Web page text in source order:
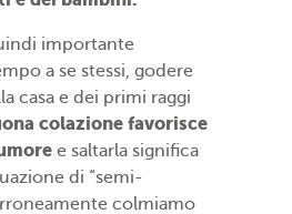
importante
a se stessi, godere
casa e dei primi raggi
colazione favorisce
e saltarla significa
di “semi-
colmiamo